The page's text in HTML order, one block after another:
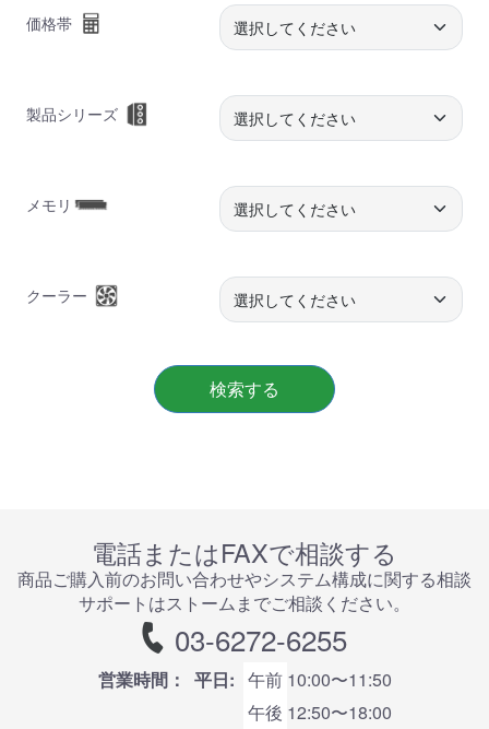
価格帯
製品シリーズ
メモリ
クーラー
検索する
電話またはFAXで相談する
商品ご購⼊前のお問い合わせやシステム構成に関する相談
サポートはストームまでご相談ください。
03-6272-6255
営業時間： 平日: 午前 10:00〜11:50
午後 12:50〜18:00